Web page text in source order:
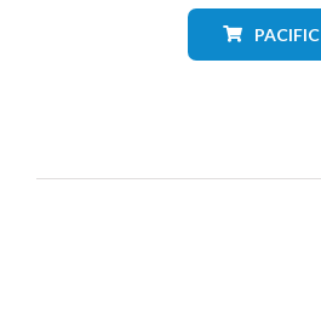
PACIFIC